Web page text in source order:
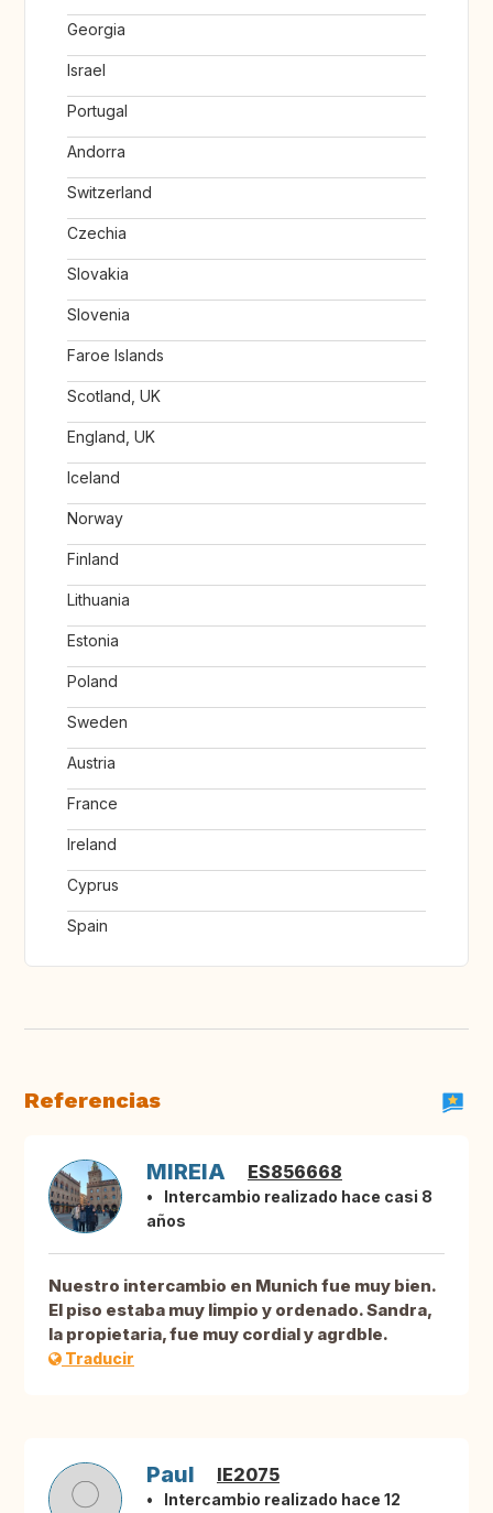
Georgia
Israel
Portugal
Andorra
Switzerland
Czechia
Slovakia
Slovenia
Faroe Islands
Scotland, UK
England, UK
Iceland
Norway
Finland
Lithuania
Estonia
Poland
Sweden
Austria
France
Ireland
Cyprus
Spain
Referencias
MIREIA ES856668
Intercambio realizado hace casi 8
años
Nuestro intercambio en Munich fue muy bien.
El piso estaba muy limpio y ordenado. Sandra,
la propietaria, fue muy cordial y agrdble.
Traducir
Paul IE2075
Intercambio realizado hace 12